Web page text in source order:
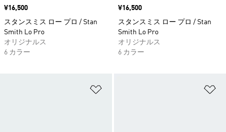
価格
¥16,500
スタンスミス ロー プロ / Stan
Smith Lo Pro
オリジナルス
6 カラー
価格
¥16,500
スタンスミス ロー プロ / Stan
Smith Lo Pro
オリジナルス
6 カラー